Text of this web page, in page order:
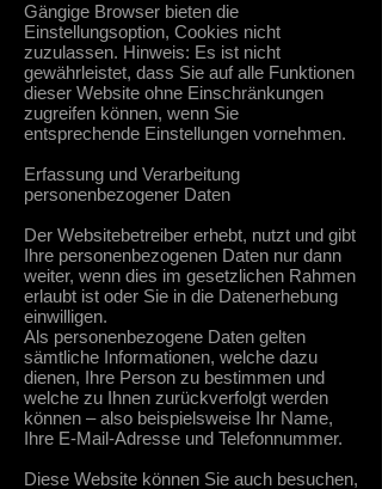
Gängige Browser bieten die
Einstellungsoption, Cookies nicht
zuzulassen. Hinweis: Es ist nicht
gewährleistet, dass Sie auf alle Funktionen
dieser Website ohne Einschränkungen
zugreifen können, wenn Sie
entsprechende Einstellungen vornehmen.
Erfassung und Verarbeitung
personenbezogener Daten
Der Websitebetreiber erhebt, nutzt und gibt
Ihre personenbezogenen Daten nur dann
weiter, wenn dies im gesetzlichen Rahmen
erlaubt ist oder Sie in die Datenerhebung
einwilligen.
Als personenbezogene Daten gelten
sämtliche Informationen, welche dazu
dienen, Ihre Person zu bestimmen und
welche zu Ihnen zurückverfolgt werden
können – also beispielsweise Ihr Name,
Ihre E-Mail-Adresse und Telefonnummer.
Diese Website können Sie auch besuchen,